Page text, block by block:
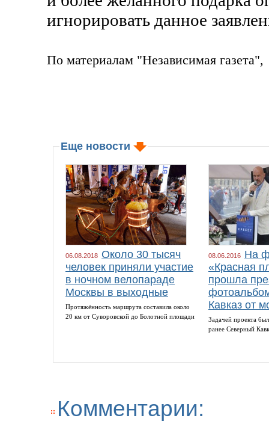
игнорировать данное
По материалам "Независимая
Еще новости
06.08.2018 Около 30 тысяч
человек приняли участие
в ночном велопараде
Москвы в выходные
Протяжённость маршрута составила около
20 км от Суворовской до Болотной площади
08.06.2016 На
«Красная
прошла
Кавказ от
Задачей проекта
ранее Северный
Комментарии: